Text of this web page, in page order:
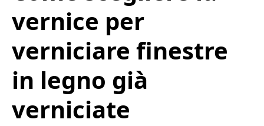
vernice per
verniciare finestre
in legno già
verniciate